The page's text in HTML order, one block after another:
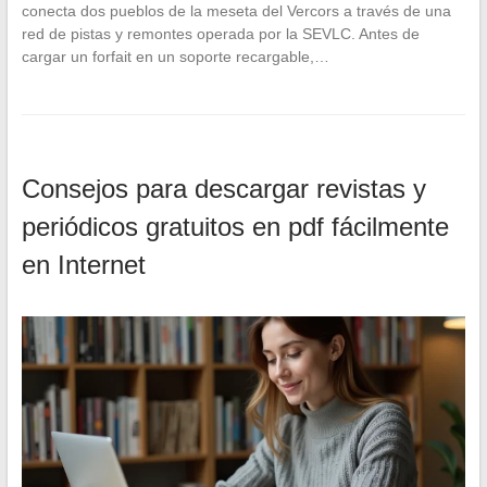
conecta dos pueblos de la meseta del Vercors a través de una
red de pistas y remontes operada por la SEVLC. Antes de
cargar un forfait en un soporte recargable,…
Consejos para descargar revistas y
periódicos gratuitos en pdf fácilmente
en Internet